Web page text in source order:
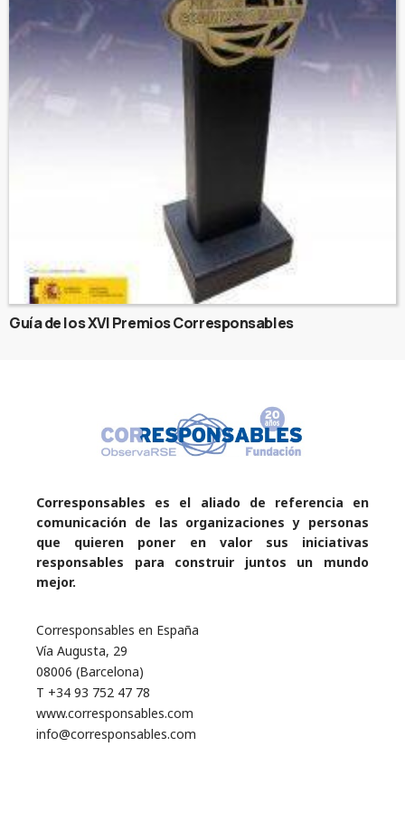
Guía de los XVI Premios Corresponsables
Corresponsables es el aliado de referencia en
comunicación de las organizaciones y personas
que quieren poner en valor sus iniciativas
responsables para construir juntos un mundo
mejor.
Corresponsables en España
Vía Augusta, 29
08006 (Barcelona)
T +34 93 752 47 78
www.corresponsables.com
info@corresponsables.com